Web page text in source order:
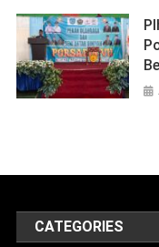
CATEGORIES